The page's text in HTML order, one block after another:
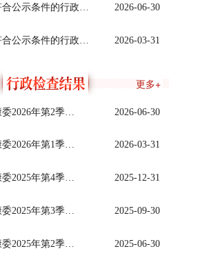
2026-06-30
2026-03-31
更多+
2026-06-30
门头沟区卫生健康委2026年第1季度行政检查结果公示 2026-03-31
门头沟区卫生健康委2025年第4季度行政检查结果公示 2025-12-31
2025-09-30
2025-06-30